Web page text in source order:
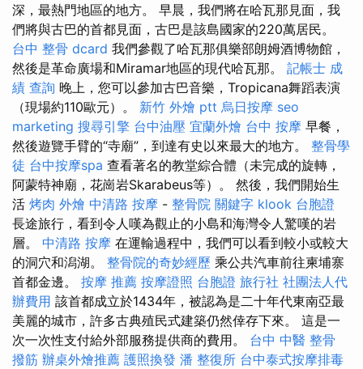
深，最熱門地區的地方。 早晨，我們將在哈瓦那見面，我
們將與古巴的首都見面，古巴是該島國家的220萬居民。
台中 整骨 dcard 我們參觀了哈瓦那俱樂部朗姆酒博物館，
然後是革命廣場和Miramar地區的現代哈瓦那。 記帳士 成
績 查詢 晚上，您可以參加古巴音樂，Tropicana舞蹈表演
（現場約110歐元）。 新竹 外燴 ptt 烏日按摩 seo
marketing 搜尋引擎 台中油壓 宜蘭外燴 台中 按摩 早餐，
然後遊覽手臂的“寺廟”，到達有史以來最大的地方。 整骨學
徒 台中按摩spa 查看著名的教堂綜合體（未完成的旋轉，
阿蒙特神廟，花崗岩Skarabeus等）。 然後，我們開始生
活 烤肉 外燴 中清路 按摩 - 整骨院 關鍵字 klook 台胞證
長途旅行，看到令人嘆為觀止的小島和海灣令人驚嘆的岩
層。 中清路 按摩 在運輸過程中，我們可以看到較小或較大
的洞穴和潟湖。 整骨院的奇妙經歷 乘公共汽車前往柬埔寨
首都金邊。 按摩 推薦 按摩證照 台胞證 旅行社 社團法人代
辦費用 該首都成立於1434年，被認為是二十年代東南亞最
美麗的城市，許多古典殖民式建築仍然倖存下來。 這是一
次一次性支付給外部服務提供商的費用。 台中 中醫 整骨
撥筋 辦桌外燴推薦 護照換發 潘 整復所 台中泰式按摩排毒